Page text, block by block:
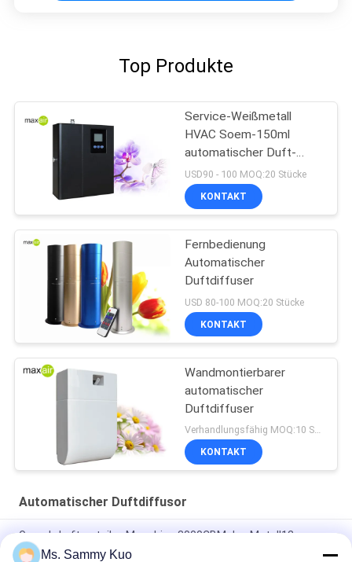
Top Produkte
Service-Weißmetall
HVAC Soem-150ml
automatischer Duft-
Diffusor
USD90 - 100 MOQ:20 Stücke
KONTAKT
Fernbedienung
Automatischer
Duftdiffuser
USD 80-100 MOQ:20 Stücke
KONTAKT
Wandmontierbarer
automatischer
Duftdiffuser
Verhandlungsfähig MOQ:10 Stücke
KONTAKT
Automatischer Duftdiffusor
Geruch-Luftverteiler-Maschine 3000CBM des Metall12v
automatische mit innerem Fan
Ms. Sammy Kuo